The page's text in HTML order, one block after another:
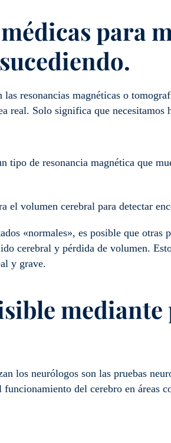
para
resonancias magnéticas o
real. Solo significa que necesitamos
tipo de resonancia magnética que
el volumen cerebral para detectar
«normales», es posible que otras
cerebral y pérdida de volumen.
y grave.
mediante
los neurólogos son las pruebas
del cerebro en áreas